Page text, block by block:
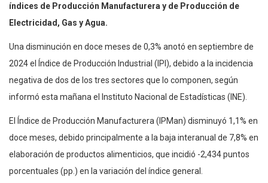
índices de Producción Manufacturera y de Producción de
Electricidad, Gas y Agua.
Una disminución en doce meses de 0,3% anotó en septiembre de
2024 el Índice de Producción Industrial (IPI), debido a la incidencia
negativa de dos de los tres sectores que lo componen, según
informó esta mañana el Instituto Nacional de Estadísticas (INE).
El Índice de Producción Manufacturera (IPMan) disminuyó 1,1% en
doce meses, debido principalmente a la baja interanual de 7,8% en
elaboración de productos alimenticios, que incidió -2,434 puntos
porcentuales (pp.) en la variación del índice general.